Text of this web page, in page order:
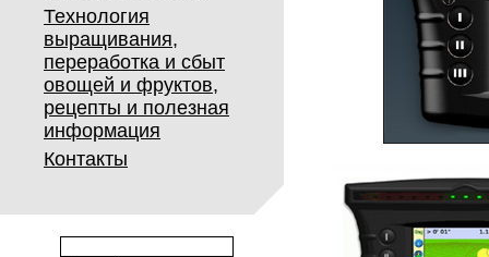
Технология
выращивания,
переработка и сбыт
овощей и фруктов,
рецепты и полезная
информация
Контакты